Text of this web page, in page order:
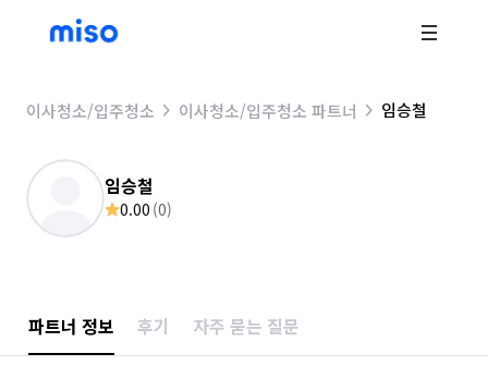
이사청소/입주청소 이사청소/입주청소 파트너 임승철
임승철
0.00 (0)
파트너 정보 후기 자주 묻는 질문